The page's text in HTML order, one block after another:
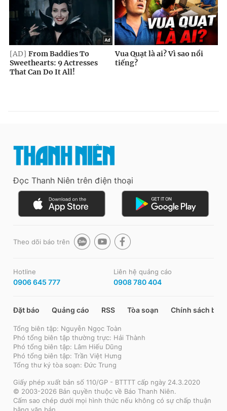
Đọc Thanh Niên trên điện thoại
Theo dõi báo trên
Hotline
0906 645 777
Liên hệ quảng cáo
0908 780 404
Đặt báo Quảng cáo RSS Tòa soạn Chính sách bảo
Tổng biên tập: Nguyễn Ngọc Toàn
Phó tổng biên tập thường trực: Hải Thành
Phó tổng biên tập: Lâm Hiếu Dũng
Phó tổng biên tập: Trần Việt Hưng
Tổng thư ký tòa soạn: Đức Trung
Giấy phép xuất bản số 110/GP - BTTTT cấp ngày 24.3.2020
© 2003-2026 Bản quyền thuộc về Báo Thanh Niên.
Cấm sao chép dưới mọi hình thức nếu không có sự chấp thuận